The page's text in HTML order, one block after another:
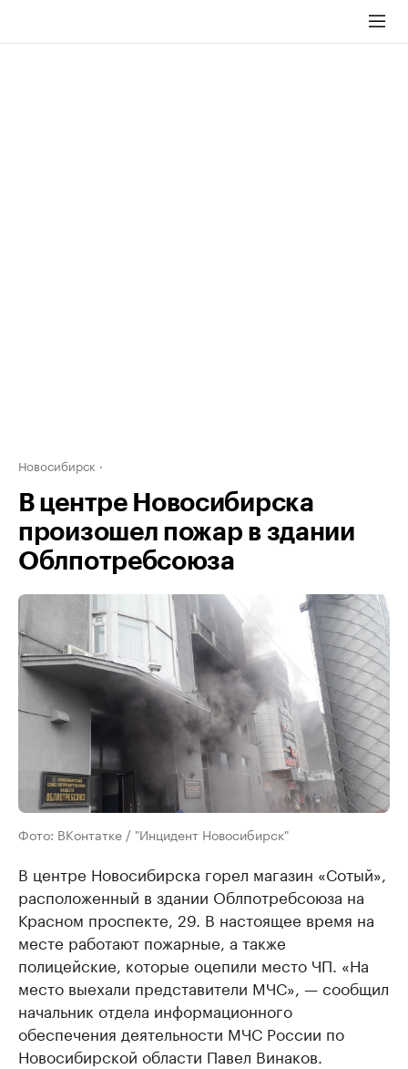
Новосибирск
В центре Новосибирска
произошел пожар в здании
Облпотребсоюза
Фото: ВКонтатке / "Инцидент Новосибирск"
В центре Новосибирска горел магазин «Сотый»,
расположенный в здании Облпотребсоюза на
Красном проспекте, 29. В настоящее время на
месте работают пожарные, а также
полицейские, которые оцепили место ЧП. «На
место выехали представители МЧС», — сообщил
начальник отдела информационного
обеспечения деятельности МЧС России по
Новосибирской области Павел Винаков.